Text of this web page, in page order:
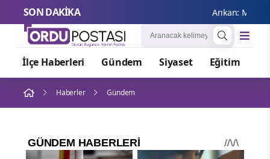
SON DAKİKA Arıkan: Mesele,
İlçe Haberleri Gündem Siyaset Eğitim
Haberler Gündem